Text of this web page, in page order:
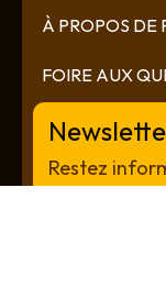
À PROPOS DE
FOIRE AUX
Restez